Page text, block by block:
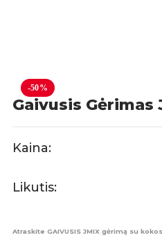
-50%
Gaivusis Gėrimas
Kaina:
Likutis:
Atraskite GAIVUSIS JMIX gėrimą su